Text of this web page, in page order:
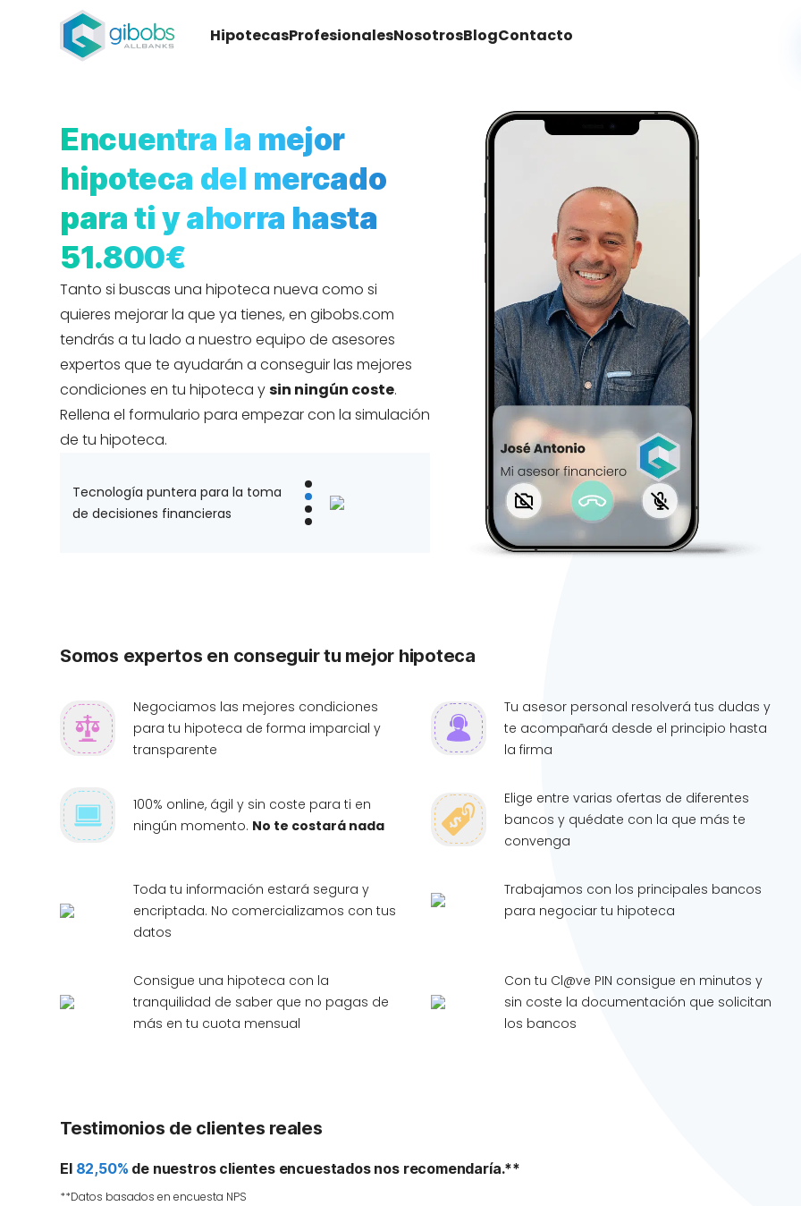
HipotecasProfesionalesNosotrosBlogContacto
Encuentra la mejor
hipoteca del mercado
para ti y ahorra hasta
51.800€
Tanto si buscas una hipoteca nueva como si
quieres mejorar la que ya tienes, en gibobs.com
tendrás a tu lado a nuestro equipo de asesores
expertos que te ayudarán a conseguir las mejores
condiciones en tu hipoteca ysin ningún coste.
Rellena el formulario para empezar con la simulación
de tu hipoteca.
Tecnología puntera para la toma
de decisiones financieras
Somos expertos en conseguir tu mejor hipoteca
Negociamos las mejores condiciones
para tu hipoteca de forma imparcial y
transparente
Tu asesor personal resolverá tus dudas y
te acompañará desde el principio hasta
la firma
100% online, ágil y sin coste para ti en
ningún momento. No te costará nada
Elige entre varias ofertas de diferentes
bancos y quédate con la que más te
convenga
Toda tu información estará segura y
encriptada. No comercializamos con tus
datos
Trabajamos con los principales bancos
para negociar tu hipoteca
Consigue una hipoteca con la
tranquilidad de saber que no pagas de
más en tu cuota mensual
Con tu Cl@ve PIN consigue en minutos y
sin coste la documentación que solicitan
los bancos
Testimonios de clientes reales
El 82,50% de nuestros clientes encuestados nos recomendaría.**
**Datos basados en encuesta NPS